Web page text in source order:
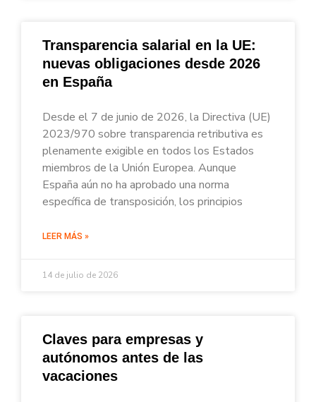
Transparencia salarial en la UE:
nuevas obligaciones desde 2026
en España
Desde el 7 de junio de 2026, la Directiva (UE)
2023/970 sobre transparencia retributiva es
plenamente exigible en todos los Estados
miembros de la Unión Europea. Aunque
España aún no ha aprobado una norma
específica de transposición, los principios
LEER MÁS »
14 de julio de 2026
Claves para empresas y
autónomos antes de las
vacaciones